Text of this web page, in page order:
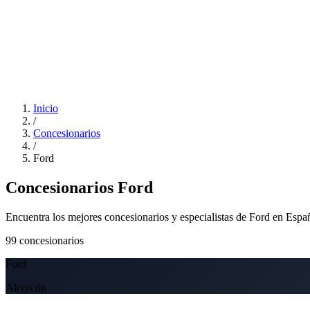
Inicio
/
Concesionarios
/
Ford
Concesionarios Ford
Encuentra los mejores concesionarios y especialistas de Ford en
99 concesionarios
Ford
Alcorcón